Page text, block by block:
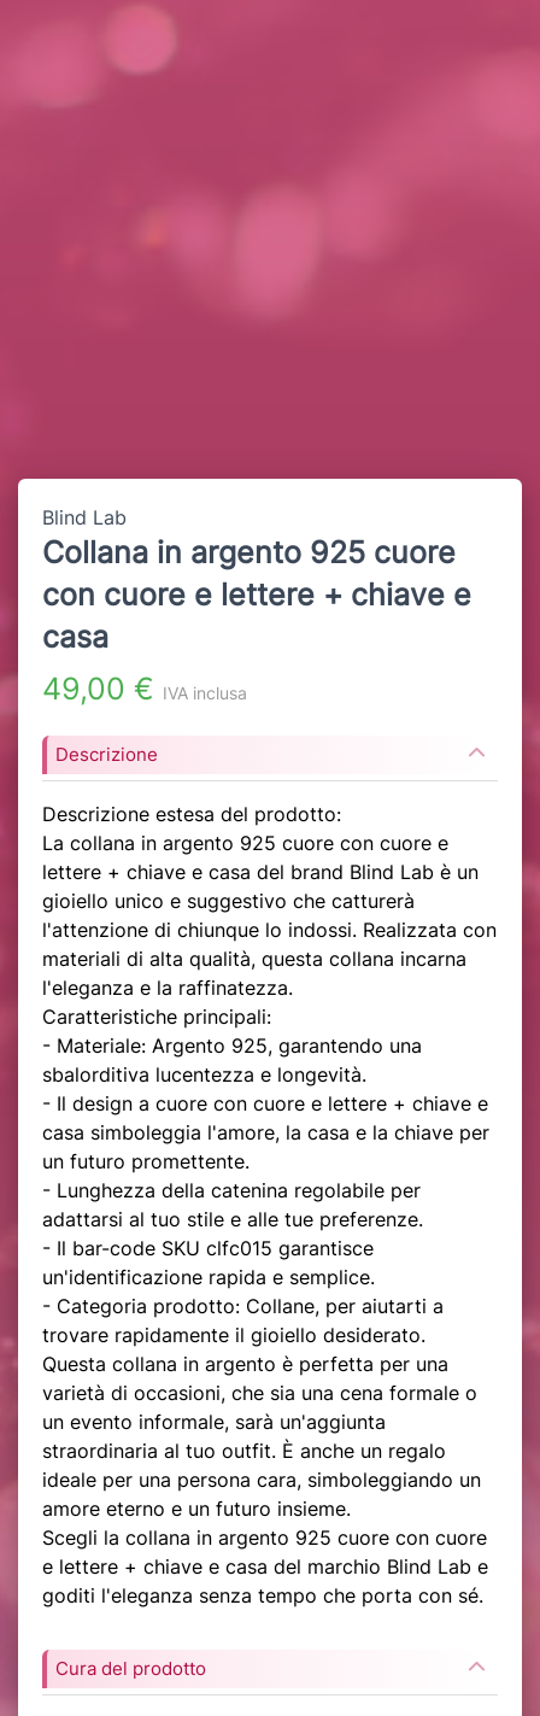
Blind Lab
Collana in argento 925 cuore
con cuore e lettere + chiave e
casa
49,00 € IVA inclusa
Descrizione
Descrizione estesa del prodotto:
La collana in argento 925 cuore con cuore e
lettere + chiave e casa del brand Blind Lab è un
gioiello unico e suggestivo che catturerà
l'attenzione di chiunque lo indossi. Realizzata con
materiali di alta qualità, questa collana incarna
l'eleganza e la raffinatezza.
Caratteristiche principali:
- Materiale: Argento 925, garantendo una
sbalorditiva lucentezza e longevità.
- Il design a cuore con cuore e lettere + chiave e
casa simboleggia l'amore, la casa e la chiave per
un futuro promettente.
- Lunghezza della catenina regolabile per
adattarsi al tuo stile e alle tue preferenze.
- Il bar-code SKU clfc015 garantisce
un'identificazione rapida e semplice.
- Categoria prodotto: Collane, per aiutarti a
trovare rapidamente il gioiello desiderato.
Questa collana in argento è perfetta per una
varietà di occasioni, che sia una cena formale o
un evento informale, sarà un'aggiunta
straordinaria al tuo outfit. È anche un regalo
ideale per una persona cara, simboleggiando un
amore eterno e un futuro insieme.
Scegli la collana in argento 925 cuore con cuore
e lettere + chiave e casa del marchio Blind Lab e
goditi l'eleganza senza tempo che porta con sé.
Cura del prodotto